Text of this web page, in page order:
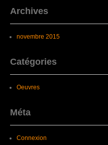
Archives
novembre 2015
Catégories
Oeuvres
Méta
Connexion